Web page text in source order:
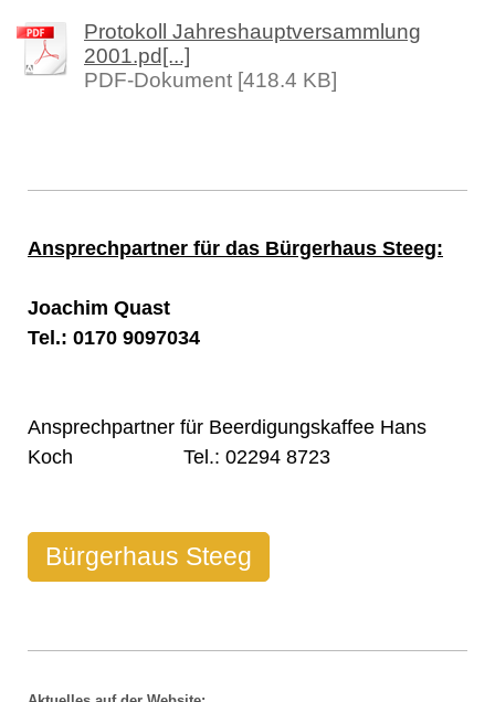
Protokoll Jahreshauptversammlung
2001.pd[...]
PDF-Dokument [418.4 KB]
Ansprechpartner für das Bürgerhaus Steeg:
Joachim Quast
Tel.: 0170 9097034
Ansprechpartner für Beerdigungskaffee Hans
Koch Tel.: 02294 8723
Bürgerhaus Steeg